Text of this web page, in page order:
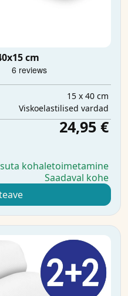
cm
15 x 40 cm
Viskoelastilised vardad
24,95 €
kohaletoimetamine
Saadaval kohe